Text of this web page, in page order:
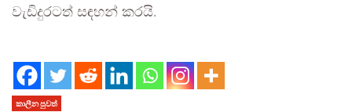
වැඩිදුරටත් සඳහන් කරයි.
කාලීන පුවත්